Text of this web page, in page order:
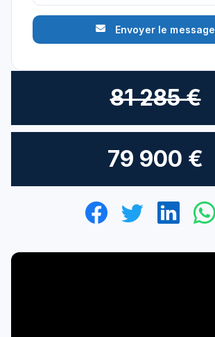
Envoyer le message
81 285 €
79 900 €